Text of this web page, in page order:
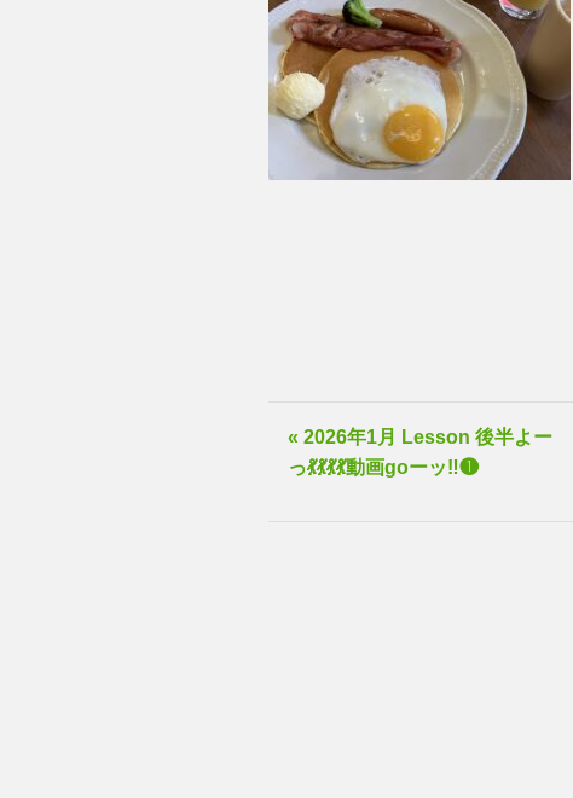
« 2026年1月 Lesson 後半よー
っ💃💃💃💃動画goーッ‼️❶